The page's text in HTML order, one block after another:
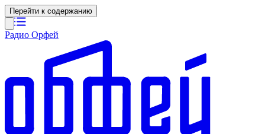
Перейти к содержанию
Радио Орфей